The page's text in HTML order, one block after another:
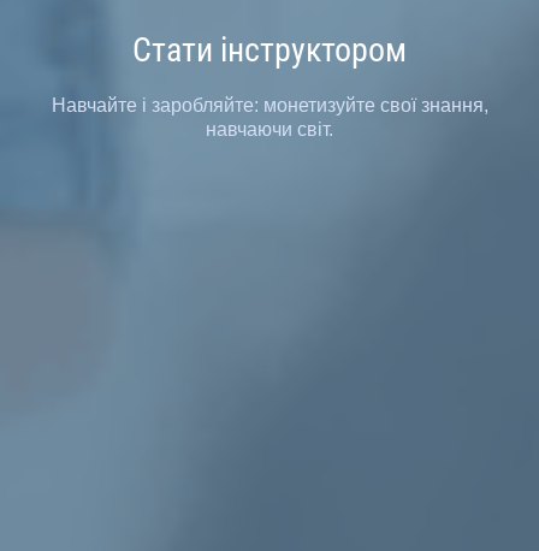
Стати інструктором
Навчайте і заробляйте: монетизуйте свої знання,
навчаючи світ.